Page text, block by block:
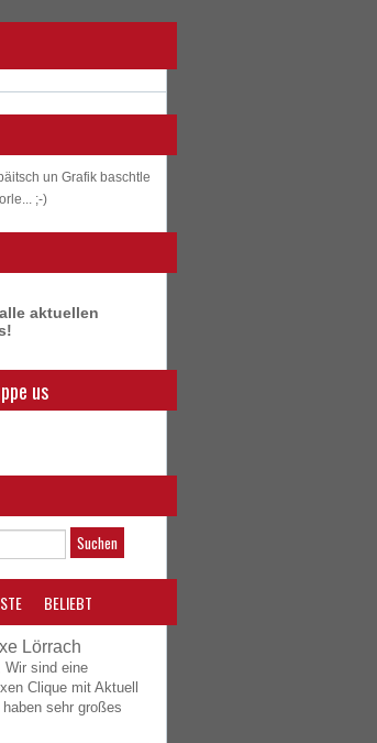
un Grafik baschtle
;-)
aktuellen
us
BELIEBT
Lörrach
Wir sind eine
Clique mit Aktuell
sehr großes